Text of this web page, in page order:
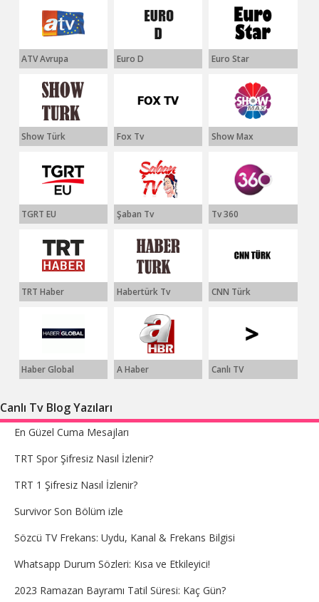
ATV Avrupa Euro D Euro Star
Show Türk Fox Tv Show Max
TGRT EU Şaban Tv Tv 360
TRT Haber Habertürk Tv CNN Türk
Haber Global A Haber Canlı TV
Canlı Tv Blog Yazıları
En Güzel Cuma Mesajları
TRT Spor Şifresiz Nasıl İzlenir?
TRT 1 Şifresiz Nasıl İzlenir?
Survivor Son Bölüm izle
Sözcü TV Frekans: Uydu, Kanal & Frekans Bilgisi
Whatsapp Durum Sözleri: Kısa ve Etkileyici!
2023 Ramazan Bayramı Tatil Süresi: Kaç Gün?